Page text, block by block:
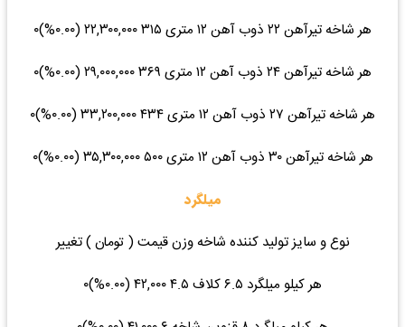
هر شاخه تیرآهن ۲۲ ذوب آهن ۱۲ متری ۳۱۵ ۲۲,۳۰۰,۰۰۰ (۰.۰۰%)۰
هر شاخه تیرآهن ۲۴ ذوب آهن ۱۲ متری ۳۶۹ ۲۹,۰۰۰,۰۰۰ (۰.۰۰%)۰
هر شاخه تیرآهن ۲۷ ذوب آهن ۱۲ متری ۴۳۴ ۳۳,۲۰۰,۰۰۰ (۰.۰۰%)۰
هر شاخه تیرآهن ۳۰ ذوب آهن ۱۲ متری ۵۰۰ ۳۵,۳۰۰,۰۰۰ (۰.۰۰%)۰
میلگرد
نوع و سایز تولید کننده شاخه وزن قیمت ( تومان ) تغییر
هر کیلو میلگرد ۶.۵ کلاف ۴.۵ ۴۲,۰۰۰ (۰.۰۰%)۰